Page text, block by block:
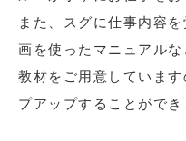
また、スグに仕事内容
画を使ったマニュアル
教材をご用意していま
プアップすることができ